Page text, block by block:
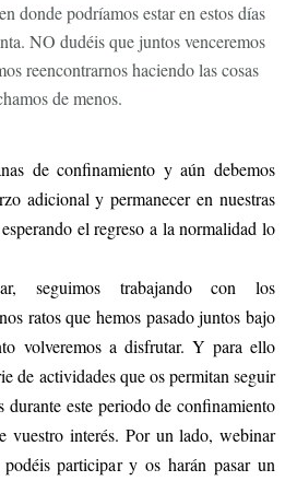
donde podríamos estar en estos días
NO dudéis que juntos venceremos
reencontrarnos haciendo las cosas
de menos.
de confinamiento y aún debemos
adicional y permanecer en nuestras
el regreso a la normalidad lo
seguimos trabajando con los
ratos que hemos pasado juntos bajo
volveremos a disfrutar. Y para ello
de actividades que os permitan seguir
durante este periodo de confinamiento
vuestro interés. Por un lado, webinar
participar y os harán pasar un